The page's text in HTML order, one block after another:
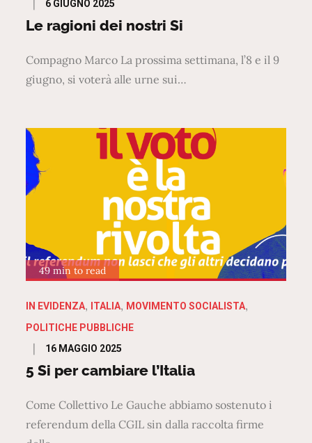
on
6 GIUGNO 2025
Le ragioni dei nostri Si
Compagno Marco La prossima settimana, l’8 e il 9
giugno, si voterà alle urne sui…
49 min to read
IN EVIDENZA ITALIA
MOVIMENTO SOCIALISTA
POLITICHE PUBBLICHE
Posted
on
16 MAGGIO 2025
5 Si per cambiare l’Italia
Come Collettivo Le Gauche abbiamo sostenuto i
referendum della CGIL sin dalla raccolta firme